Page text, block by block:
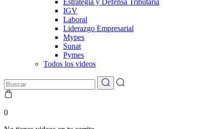
Estrategia y Defensa Tributaria
IGV
Laboral
Liderazgo Empresarial
Mypes
Sunat
Pymes
Todos los videos
0